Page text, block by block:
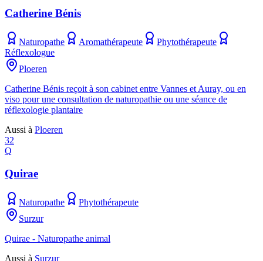
Catherine Bénis
Naturopathe Aromathérapeute
Phytothérapeute
Réflexologue
Ploeren
Catherine Bénis reçoit à son cabinet entre Vannes et Auray, ou en
viso pour une consultation de naturopathie ou une séance de
réflexologie plantaire
Aussi à Ploeren
32
Q
Quirae
Naturopathe
Phytothérapeute
Surzur
Quirae - Naturopathe animal
Aussi à Surzur